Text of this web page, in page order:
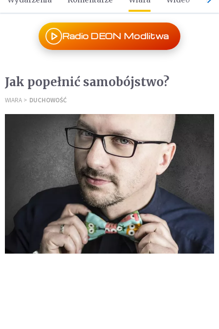
Radio DEON Modlitwa
Jak popełnić samobójstwo?
WIARA DUCHOWOŚĆ